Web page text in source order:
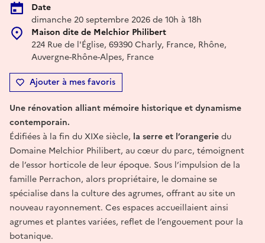
Date
dimanche 20 septembre 2026 de 10h à 18h
Maison dite de Melchior Philibert
224 Rue de l'Église, 69390 Charly, France, Rhône,
Auvergne-Rhône-Alpes, France
Ajouter à mes favoris
Une rénovation alliant mémoire historique et dynamisme
contemporain.
Édifiées à la fin du XIXe siècle, la serre et l’orangeriedu
Domaine Melchior Philibert, au cœur du parc, témoignent
de l’essor horticole de leur époque. Sous l’impulsion de la
famille Perrachon, alors propriétaire, le domaine se
spécialise dans la culture des agrumes, offrant au site un
nouveau rayonnement. Ces espaces accueillaient ainsi
agrumes et plantes variées, reflet de l’engouement pour la
botanique.